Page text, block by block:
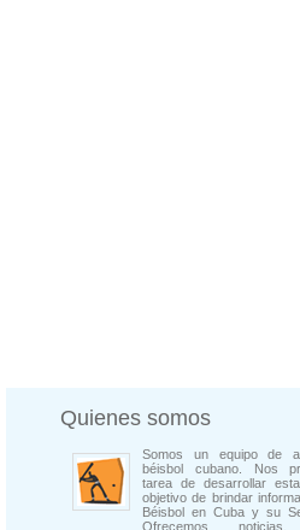
Quienes somos
Somos un equipo de
béisbol cubano. Nos
tarea de desarrollar
objetivo de brindar
Béisbol en Cuba y su
Ofrecemos noticias,